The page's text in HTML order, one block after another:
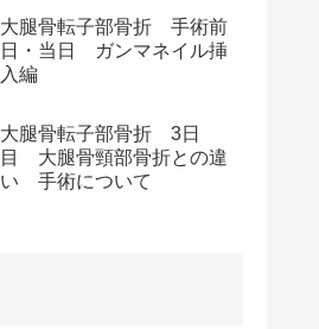
大腿骨転子部骨折 手術前
日・当日 ガンマネイル挿
入編
大腿骨転子部骨折 3日
目 大腿骨頸部骨折との違
い 手術について